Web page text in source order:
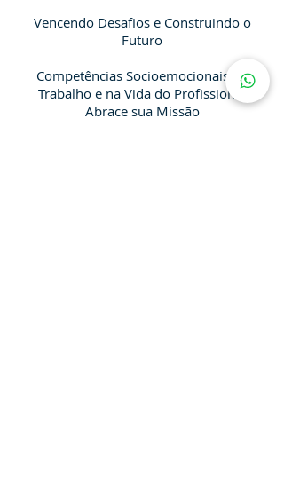
Vencendo Desafios e Construindo o
Futuro
Competências Socioemocionais no
Trabalho e na Vida do Profissional
Abrace sua Missão